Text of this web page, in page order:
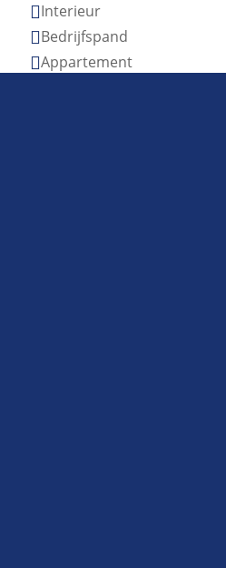
Interieur
Bedrijfspand
Appartement